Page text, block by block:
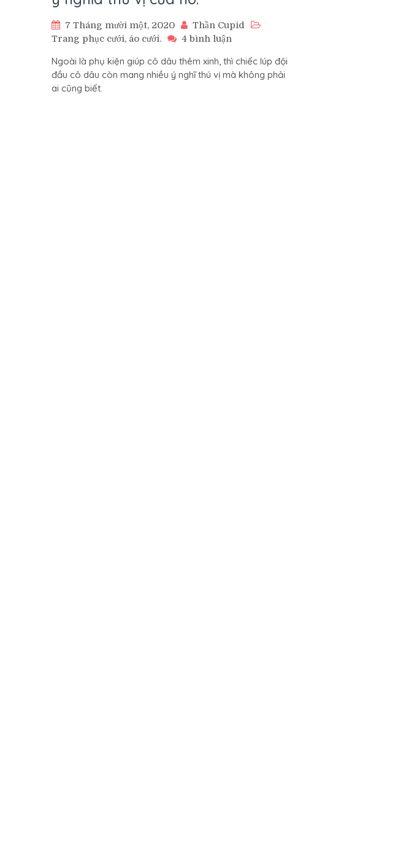
7 Tháng mười một, 2020
Thần Cupid
Trang phục cưới, áo cưới.
4 bình luận
đội
đầu
Ngoài là phụ kiện giúp cô dâu thêm xinh, thì chiếc lúp đội
đầu cô dâu còn mang nhiều ý nghĩ thú vị mà không phải
ai cũng biết.